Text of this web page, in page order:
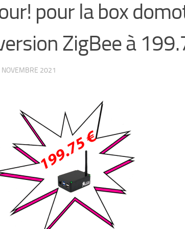
pour la box
ZigBee à
2021